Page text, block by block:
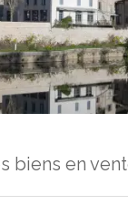
biens en